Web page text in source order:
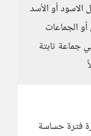
أو الأسد
الجماعات
جماعة ثابتة
فترة حساسة